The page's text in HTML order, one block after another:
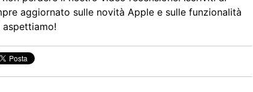
aggiornato sulle novità Apple e sulle funzionalità